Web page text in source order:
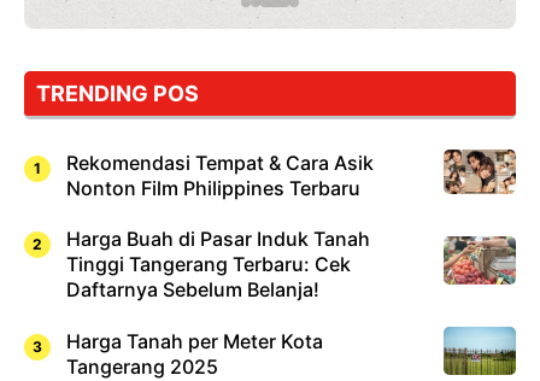
Dicoba,
Cuma
Sushi!
TRENDING POS
Rekomendasi Tempat & Cara Asik
Nonton Film Philippines Terbaru
Harga Buah di Pasar Induk Tanah
Tinggi Tangerang Terbaru: Cek
Daftarnya Sebelum Belanja!
Harga Tanah per Meter Kota
Tangerang 2025